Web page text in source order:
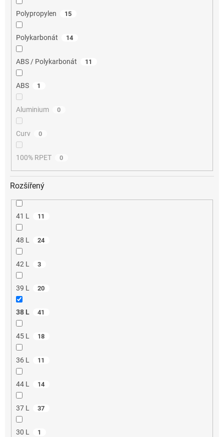
Polypropylen 15
Polykarbonát 14
ABS / Polykarbonát 11
ABS 1
Aluminium 0
Curv 0
100% RPET 0
Rozšířený
41 L 11
48 L 24
42 L 3
39 L 20
38 L 41
45 L 18
36 L 11
44 L 14
37 L 37
30 L 1